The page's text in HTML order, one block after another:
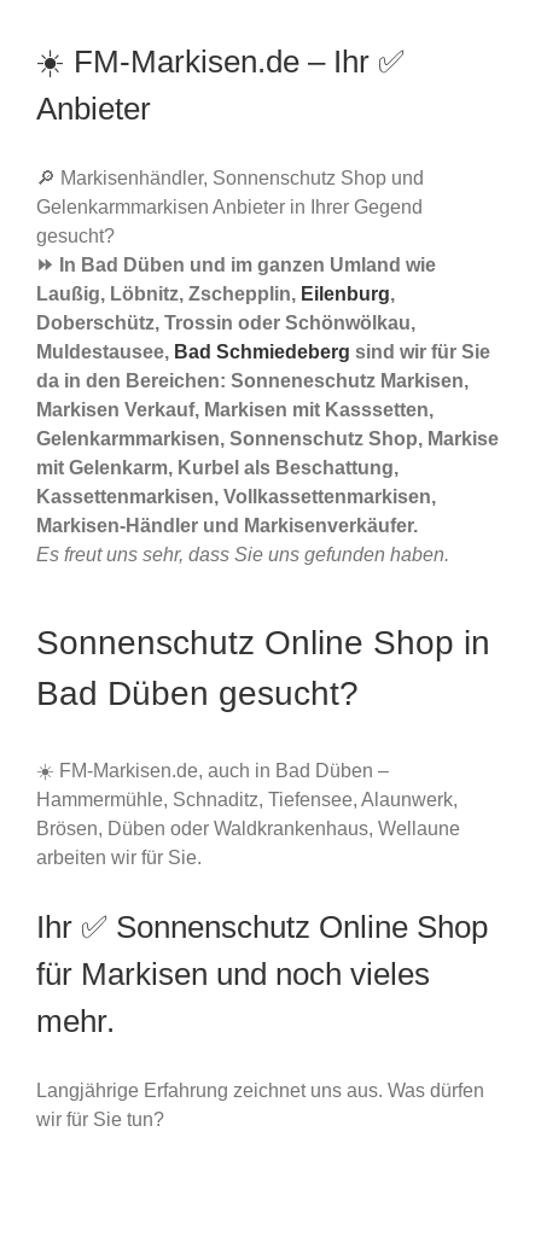
☀️ FM-Markisen.de – Ihr ✅
Anbieter
🔎 Markisenhändler, Sonnenschutz Shop und
Gelenkarmmarkisen Anbieter in Ihrer Gegend
gesucht?
⏩ In Bad Düben und im ganzen Umland wie
Laußig, Löbnitz, Zschepplin, Eilenburg,
Doberschütz, Trossin oder Schönwölkau,
Muldestausee, Bad Schmiedeberg sind wir für Sie
da in den Bereichen: Sonneneschutz Markisen,
Markisen Verkauf, Markisen mit Kasssetten,
Gelenkarmmarkisen, Sonnenschutz Shop, Markise
mit Gelenkarm, Kurbel als Beschattung,
Kassettenmarkisen, Vollkassettenmarkisen,
Markisen-Händler und Markisenverkäufer.
Es freut uns sehr, dass Sie uns gefunden haben.
Sonnenschutz Online Shop in
Bad Düben gesucht?
☀️ FM-Markisen.de, auch in Bad Düben –
Hammermühle, Schnaditz, Tiefensee, Alaunwerk,
Brösen, Düben oder Waldkrankenhaus, Wellaune
arbeiten wir für Sie.
Ihr ✅ Sonnenschutz Online Shop
für Markisen und noch vieles
mehr.
Langjährige Erfahrung zeichnet uns aus. Was dürfen
wir für Sie tun?